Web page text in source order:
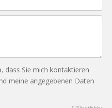
dass Sie mich kontaktieren
meine angegebenen Daten